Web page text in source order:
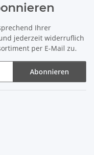
Ihrer
jederzeit widerruflich
per E-Mail zu.
Abonnieren